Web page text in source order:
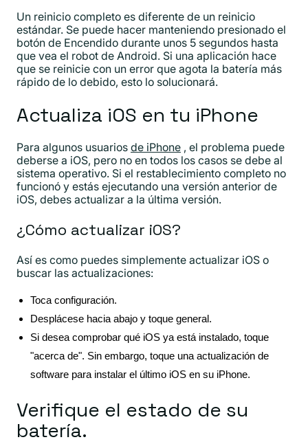
Un reinicio completo es diferente de un reinicio
estándar. Se puede hacer manteniendo presionado el
botón de Encendido durante unos 5 segundos hasta
que vea el robot de Android. Si una aplicación hace
que se reinicie con un error que agota la batería más
rápido de lo debido, esto lo solucionará.
Actualiza iOS en tu iPhone
Para algunos usuarios de iPhone , el problema puede
deberse a iOS, pero no en todos los casos se debe al
sistema operativo. Si el restablecimiento completo no
funcionó y estás ejecutando una versión anterior de
iOS, debes actualizar a la última versión.
¿Cómo actualizar iOS?
Así es como puedes simplemente actualizar iOS o
buscar las actualizaciones:
Toca configuración.
Desplácese hacia abajo y toque general.
Si desea comprobar qué iOS ya está instalado, toque
"acerca de". Sin embargo, toque una actualización de
software para instalar el último iOS en su iPhone.
Verifique el estado de su
batería.